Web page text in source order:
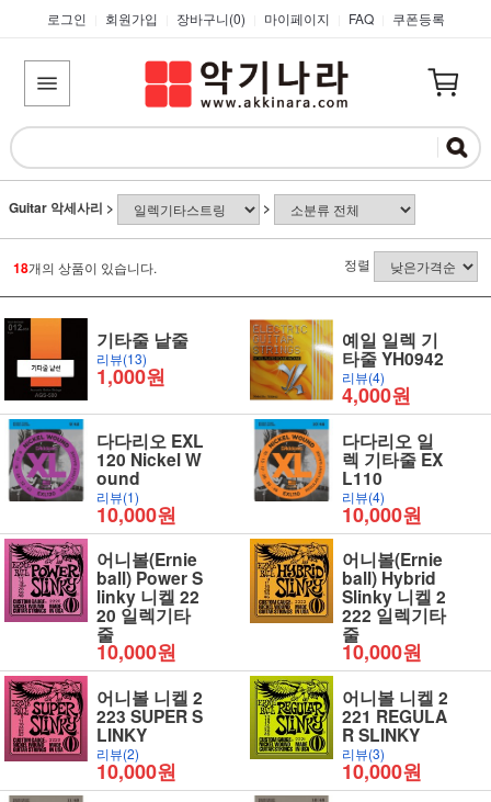
로그인 회원가입 장바구니(0) 마이페이지 FAQ 쿠폰등록
Guitar 악세사리 > >
18개의 상품이 있습니다. 정렬
기타줄 낱줄
리뷰(13)
1,000원
예일 일렉 기
타줄 YH0942
리뷰(4)
4,000원
다다리오 EXL
120 Nickel W
ound
리뷰(1)
10,000원
다다리오 일
렉 기타줄 EX
L110
리뷰(4)
10,000원
어니볼(Ernie
ball) Power S
linky 니켈 22
20 일렉기타
줄
10,000원
어니볼(Ernie
ball) Hybrid
Slinky 니켈 2
222 일렉기타
줄
10,000원
어니볼 니켈 2
223 SUPER S
LINKY
리뷰(2)
10,000원
어니볼 니켈 2
221 REGULA
R SLINKY
리뷰(3)
10,000원